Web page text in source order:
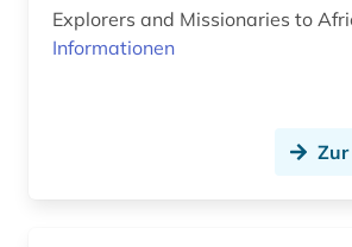
bodenrecht (1)
Tuerkei (3)
Explorers and Missionaries to
Informationen